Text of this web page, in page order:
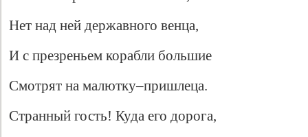
Нет над ней державного венца,
И с презреньем корабли большие
Смотрят на малютку–пришлеца.
Странный гость! Куда его дорога,